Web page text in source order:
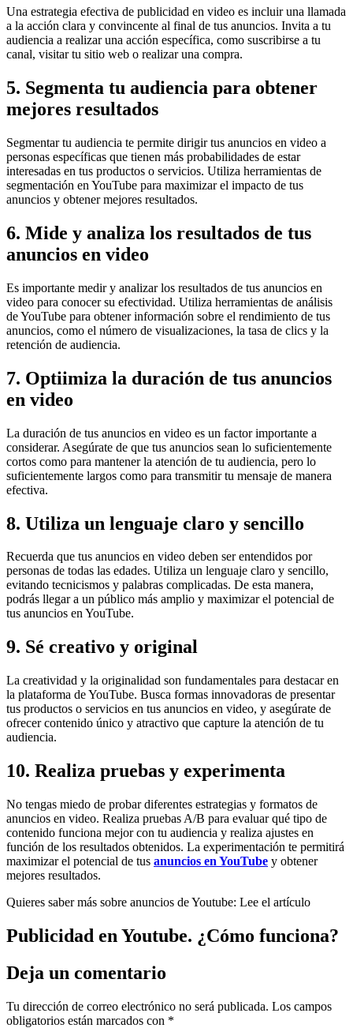
Una estrategia efectiva de publicidad en video es incluir una llamada
a la acción clara y convincente al final de tus anuncios. Invita a tu
audiencia a realizar una acción específica, como suscribirse a tu
canal, visitar tu sitio web o realizar una compra.
5. Segmenta tu audiencia para obtener
mejores resultados
Segmentar tu audiencia te permite dirigir tus anuncios en video a
personas específicas que tienen más probabilidades de estar
interesadas en tus productos o servicios. Utiliza herramientas de
segmentación en YouTube para maximizar el impacto de tus
anuncios y obtener mejores resultados.
6. Mide y analiza los resultados de tus
anuncios en video
Es importante medir y analizar los resultados de tus anuncios en
video para conocer su efectividad. Utiliza herramientas de análisis
de YouTube para obtener información sobre el rendimiento de tus
anuncios, como el número de visualizaciones, la tasa de clics y la
retención de audiencia.
7. Optiimiza la duración de tus anuncios
en video
La duración de tus anuncios en video es un factor importante a
considerar. Asegúrate de que tus anuncios sean lo suficientemente
cortos como para mantener la atención de tu audiencia, pero lo
suficientemente largos como para transmitir tu mensaje de manera
efectiva.
8. Utiliza un lenguaje claro y sencillo
Recuerda que tus anuncios en video deben ser entendidos por
personas de todas las edades. Utiliza un lenguaje claro y sencillo,
evitando tecnicismos y palabras complicadas. De esta manera,
podrás llegar a un público más amplio y maximizar el potencial de
tus anuncios en YouTube.
9. Sé creativo y original
La creatividad y la originalidad son fundamentales para destacar en
la plataforma de YouTube. Busca formas innovadoras de presentar
tus productos o servicios en tus anuncios en video, y asegúrate de
ofrecer contenido único y atractivo que capture la atención de tu
audiencia.
10. Realiza pruebas y experimenta
No tengas miedo de probar diferentes estrategias y formatos de
anuncios en video. Realiza pruebas A/B para evaluar qué tipo de
contenido funciona mejor con tu audiencia y realiza ajustes en
función de los resultados obtenidos. La experimentación te permitirá
maximizar el potencial de tus anuncios en YouTube y obtener
mejores resultados.
Quieres saber más sobre anuncios de Youtube: Lee el artículo
Publicidad en Youtube. ¿Cómo funciona?
Deja un comentario
Tu dirección de correo electrónico no será publicada. Los campos
obligatorios están marcados con *